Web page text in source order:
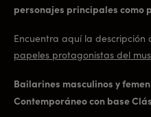
personajes principales como
Encuentra aquí la
papeles protagonistas del
Bailarines masculinos y
Contemporáneo con base